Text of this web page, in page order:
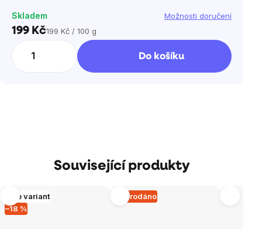
Skladem Možnosti doručení
199 KčMěrná
199 Kč / 100 g
Do košíku
Související produkty
–18 %
Více variant Vyprodáno